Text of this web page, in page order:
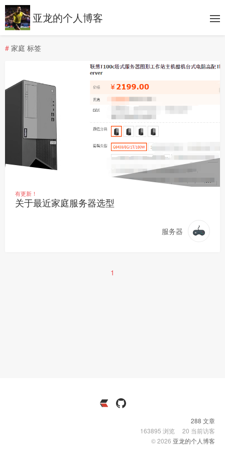
亚龙的个人博客
# 家庭 标签
有更新！
关于最近家庭服务器选型
服务器
1
288 文章
163895 浏览 20 当前访客
© 2026 亚龙的个人博客